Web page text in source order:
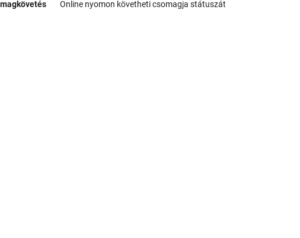
Online nyomon követheti csomagja státuszát